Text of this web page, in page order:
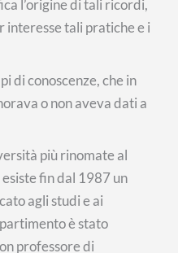
l’origine di tali ricordi,
interesse tali pratiche e i
di conoscenze, che in
o non aveva dati a
più rinomate al
fin dal 1987 un
agli studi e ai
è stato
professore di